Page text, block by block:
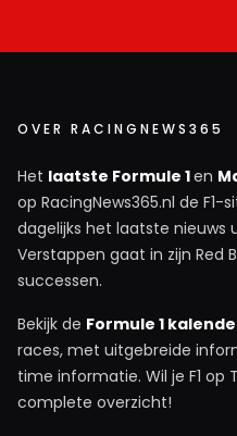
OVER RACINGNEWS365
Het laatste Formule 1en
op RacingNews365.nl de
dagelijks het laatste nieuws
Verstappen gaat in zijn Red
successen.
Bekijk de Formule 1
races, met uitgebreide
time informatie. Wil je F1 op
complete overzicht!